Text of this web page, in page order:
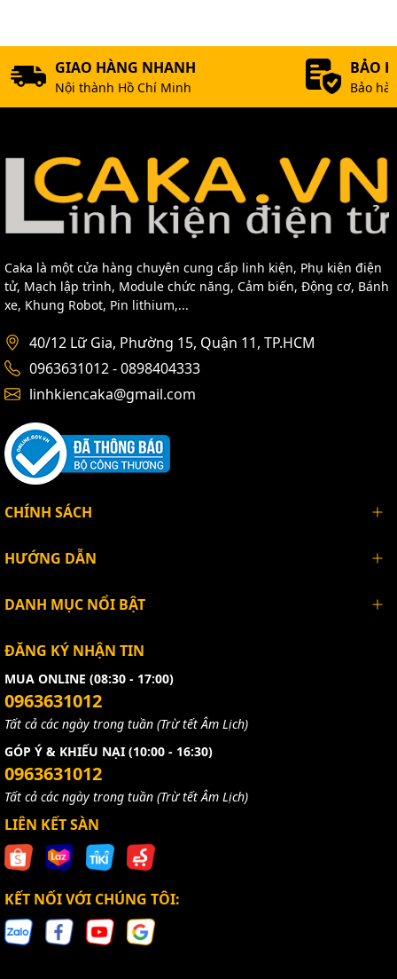
GIAO HÀNG NHANH
Nội thành Hồ Chí Minh
BẢO
Bảo
Caka là một cửa hàng chuyên cung cấp linh kiện, Phụ kiện điện
tử, Mạch lập trình, Module chức năng, Cảm biến, Động cơ, Bánh
xe, Khung Robot, Pin lithium,...
40/12 Lữ Gia, Phường 15, Quận 11, TP.HCM
0963631012 - 0898404333
linhkiencaka@gmail.com
CHÍNH SÁCH
HƯỚNG DẪN
DANH MỤC NỔI BẬT
ĐĂNG KÝ NHẬN TIN
MUA ONLINE (08:30 - 17:00)
0963631012
Tất cả các ngày trong tuần (Trừ tết Âm Lịch)
GÓP Ý & KHIẾU NẠI (10:00 - 16:30)
0963631012
Tất cả các ngày trong tuần (Trừ tết Âm Lịch)
LIÊN KẾT SÀN
KẾT NỐI VỚI CHÚNG TÔI: